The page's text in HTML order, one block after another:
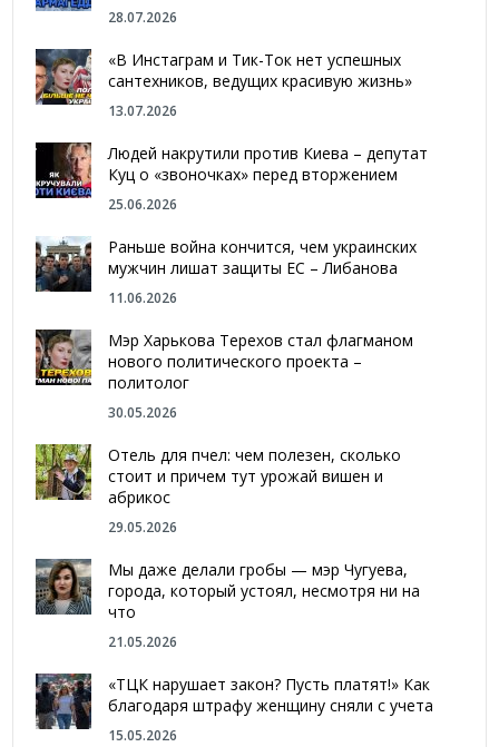
28.07.2026
«В Инстаграм и Тик-Ток нет успешных
сантехников, ведущих красивую жизнь»
13.07.2026
Людей накрутили против Киева – депутат
Куц о «звоночках» перед вторжением
25.06.2026
Раньше война кончится, чем украинских
мужчин лишат защиты ЕС – Либанова
11.06.2026
Мэр Харькова Терехов стал флагманом
нового политического проекта –
политолог
30.05.2026
Отель для пчел: чем полезен, сколько
стоит и причем тут урожай вишен и
абрикос
29.05.2026
Мы даже делали гробы — мэр Чугуева,
города, который устоял, несмотря ни на
что
21.05.2026
«ТЦК нарушает закон? Пусть платят!» Как
благодаря штрафу женщину сняли с учета
15.05.2026